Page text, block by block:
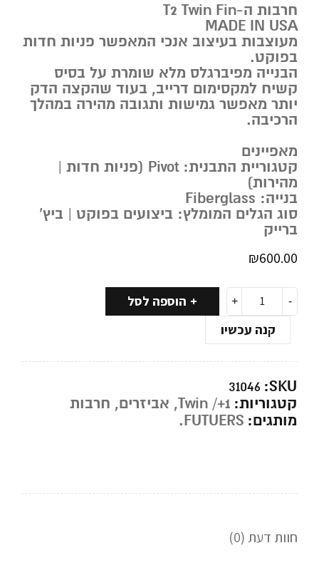
חרבות ה-T2 Twin Fin
MADE IN USA
מעוצבות בעיצוב אנכי המאפשר פניות חדות
בפוקט.
הבנייה מפיברגלס מלא שומרת על בסיס
קשיח למקסימום דרייב, בעוד שהקצה הדק
יותר מאפשר גמישות ותגובה מהירה במהלך
הרכיבה.
מאפיינים
קטגוריית התבנית: Pivot (פניות חדות |
מהירות)
בנייה: Fiberglass
סוג הגלים המומלץ: ביצועים בפוקט | ביץ’
ברייק
₪600.00
הוספה לסל
קנה עכשיו
SKU:
31046
קטגוריות: Twin /+1
, אביזרים, חרבות
מותגים: FUTUERS.
חוות דעת (0)